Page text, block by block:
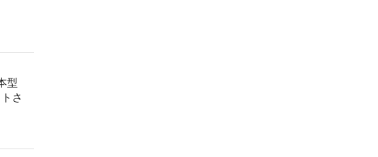
型
さ